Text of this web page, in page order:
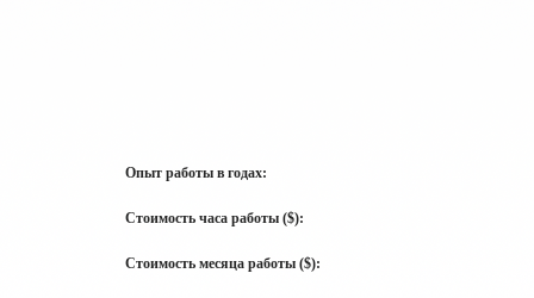
Опыт работы в годах:
Стоимость часа работы ($):
Стоимость месяца работы ($):